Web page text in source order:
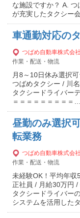
な施設ですか？ A.
が充実したタクシー
車通勤対応の
つばめ自動車株式会
作業・配送・物流
月8～10日休み選択
つばめタクシー / 川
タクシードライバー
＝＝＝＝＝＝＝＝＝…
昼勤のみ選択
転業務
つばめ自動車株式会
作業・配送・物流
未経験OK！平均年
正社員 / 月給30万円
タクシードライバー
システムを活用した